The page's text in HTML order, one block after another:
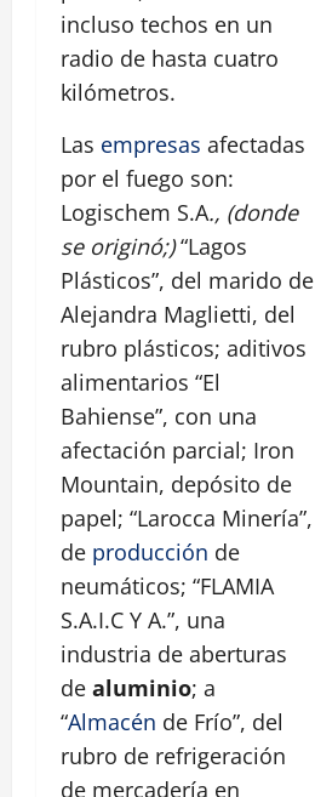
incluso techos en un
radio de hasta cuatro
kilómetros.
Las empresas afectadas
por el fuego son:
Logischem S.A., (donde
se originó;)“Lagos
Plásticos”, del marido de
Alejandra Maglietti, del
rubro plásticos; aditivos
alimentarios “El
Bahiense”, con una
afectación parcial; Iron
Mountain, depósito de
papel; “Larocca Minería”,
de producción de
neumáticos; “FLAMIA
S.A.I.C Y A.”, una
industria de aberturas
de aluminio; a
“Almacén de Frío”, del
rubro de refrigeración
de mercadería en